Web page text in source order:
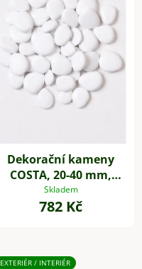
Dekorační kameny
COSTA, 20-40 mm,
plast, bílá
Skladem
782 Kč
EXTERIÉR / INTERIÉR